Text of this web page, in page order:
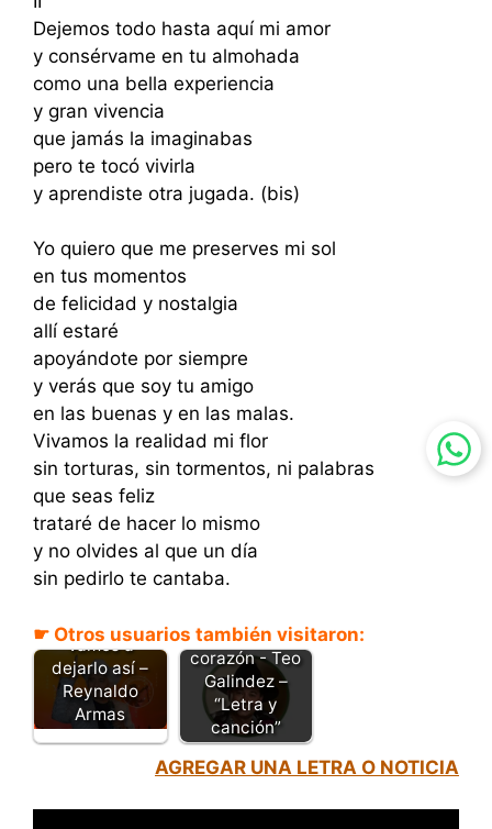
Dejemos todo hasta aquí mi amor
y consérvame en tu almohada
como una bella experiencia
y gran vivencia
que jamás la imaginabas
pero te tocó vivirla
y aprendiste otra jugada. (bis)
Yo quiero que me preserves mi sol
en tus momentos
de felicidad y nostalgia
allí estaré
apoyándote por siempre
y verás que soy tu amigo
en las buenas y en las malas.
Vivamos la realidad mi flor
sin torturas, sin tormentos, ni palabras
que seas feliz
trataré de hacer lo mismo
y no olvides al que un día
sin pedirlo te cantaba.
☛ Otros usuarios también visitaron:
Vamos a
dejarlo así –
Reynaldo
Armas
No te rindas
corazón - Teo
Galindez –
“Letra y
canción”
AGREGAR UNA LETRA O NOTICIA